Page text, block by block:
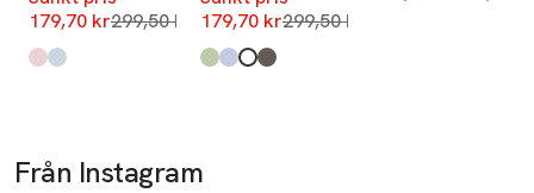
179,70 krLägsta pris 30 dagar
299,50 kr
Produkten finns i färgerna:
Light Pink
Light Blue
179,70 krLägsta pris 30 dagar
299,50 kr
Produkten finns i färgerna:
Light Green
Blue,
White,
Mole,
Från Instagram